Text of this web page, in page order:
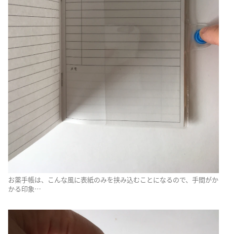
お薬手帳は、こんな風に表紙のみを挟み込むことになるので、手間がか
かる印象…